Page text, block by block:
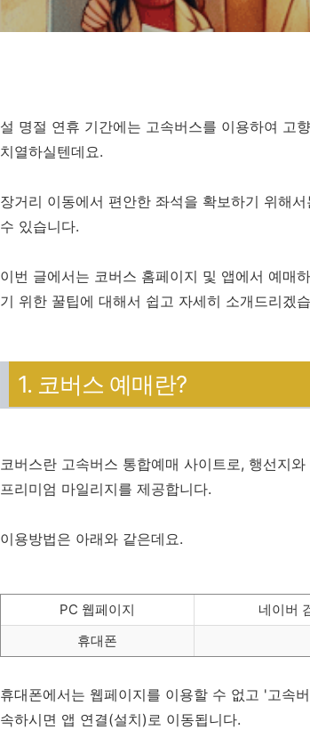
설 명절 연휴 기간에는 고속버스를 이용하여 고
치열하실텐데요.
장거리 이동에서 편안한 좌석을 확보하기 위해
수 있습니다.
이번 글에서는 코버스 홈페이지 및 앱에서 예매
기 위한 꿀팁에 대해서 쉽고 자세히 소개드리겠
1. 코버스 예매란?
코버스란 고속버스 통합예매 사이트로, 행선지
프리미엄 마일리지를 제공합니다.
이용방법은 아래와 같은데요.
PC 웹페이지
네이버
휴대폰
휴대폰에서는 웹페이지를 이용할 수 없고 '고속
속하시면 앱 연결(설치)로 이동됩니다.